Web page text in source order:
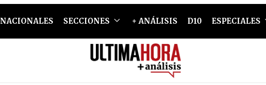
NACIONALES SECCIONES + ANÁLISIS D10 ESPECIALES